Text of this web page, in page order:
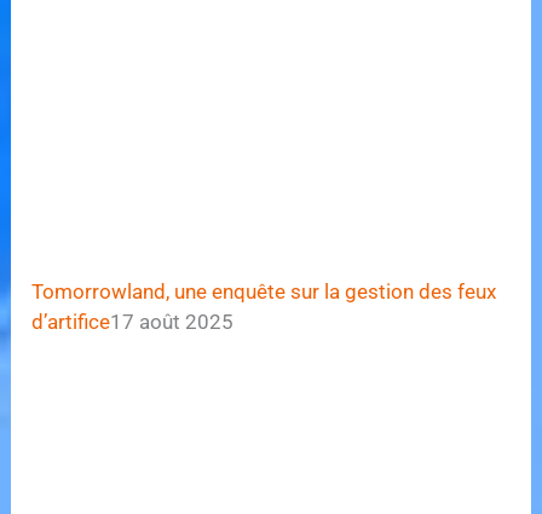
Tomorrowland, une enquête sur la gestion des feux
d’artifice17 août 2025